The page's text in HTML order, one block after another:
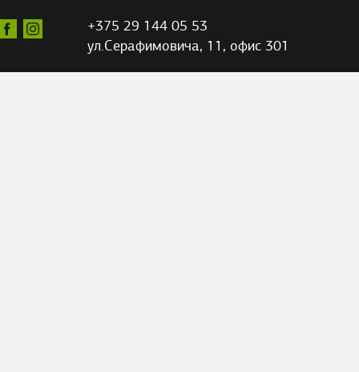
+375 29 144 05 53
ул.Серафимовича, 11, офис 301